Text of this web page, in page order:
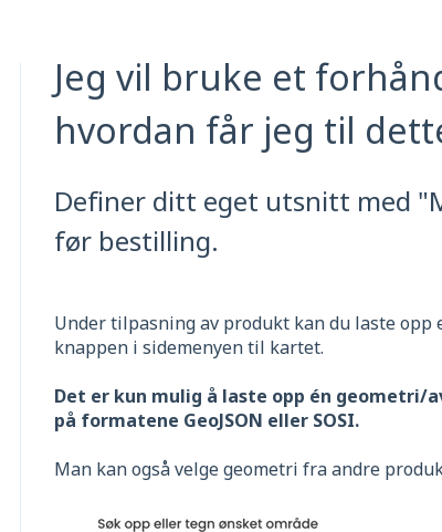
Jeg vil bruke et
hvordan får jeg til
Definer ditt eget utsnitt med
før bestilling.
Under tilpasning av produkt kan du laste opp
knappen i sidemenyen til kartet.
Det er kun mulig å laste opp én
på formatene GeoJSON eller SOSI.
Man kan også velge geometri fra andre